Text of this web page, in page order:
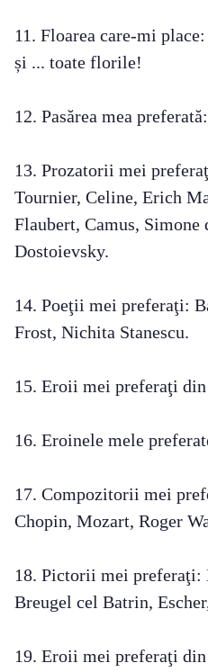
11. Floarea care-mi
și ... toate florile!
12. Pasărea mea
13. Prozatorii mei
Tournier, Celine, Erich
Flaubert, Camus, Simone
Dostoievsky.
14. Poeţii mei preferaţi:
Frost, Nichita Stanescu.
15. Eroii mei preferaţi
16. Eroinele mele
17. Compozitorii mei
Chopin, Mozart, Roger
18. Pictorii mei preferaţi:
Breugel cel Batrin,
19. Eroii mei preferaţi